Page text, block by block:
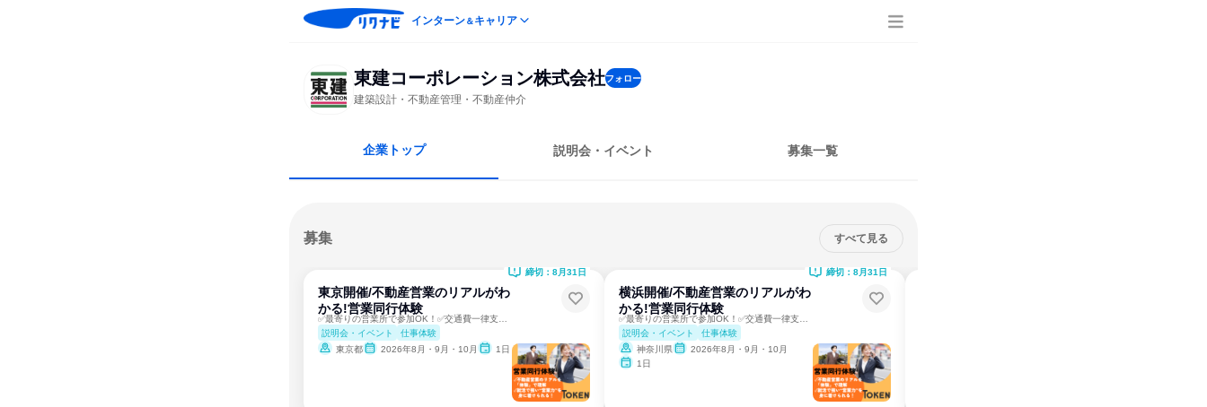
インターン＆キャリア
東建コーポレーション株式会社フォロー
建築設計・不動産管理・不動産仲介
企業トップ 説明会・イベント 募集一覧
募集 すべて見る
東京開催/不動産営業のリアルがわ
かる!営業同行体験
説明会・イベント
仕事体験
東京都
2026年8月・9月・10月 1日
締切：8月31日
横浜開催/不動産営業のリアルがわ
かる!営業同行体験
説明会・イベント
仕事体験
神奈川県
2026年8月・9月・10月
1日
締切：8月31日